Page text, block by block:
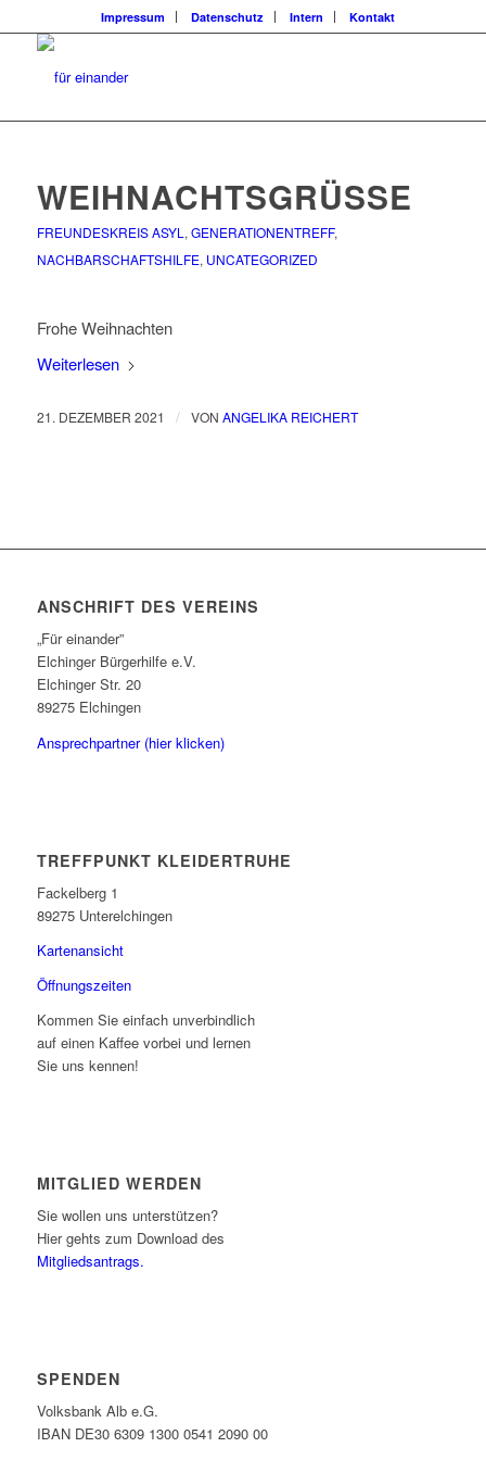
Impressum Datenschutz Intern Kontakt
WEIHNACHTSGRÜSSE
FREUNDESKREIS ASYL , GENERATIONENTREFF,
NACHBARSCHAFTSHILFE, UNCATEGORIZED
Frohe Weihnachten
Weiterlesen
21. DEZEMBER 2021 / VON ANGELIKA REICHERT
ANSCHRIFT DES VEREINS
„Für einander”
Elchinger Bürgerhilfe e.V.
Elchinger Str. 20
89275 Elchingen
Ansprechpartner (hier klicken)
TREFFPUNKT KLEIDERTRUHE
Fackelberg 1
89275 Unterelchingen
Kartenansicht
Öffnungszeiten
Kommen Sie einfach unverbindlich
auf einen Kaffee vorbei und lernen
Sie uns kennen!
MITGLIED WERDEN
Sie wollen uns unterstützen?
Hier gehts zum Download des
Mitgliedsantrags.
SPENDEN
Volksbank Alb e.G.
IBAN DE30 6309 1300 0541 2090 00